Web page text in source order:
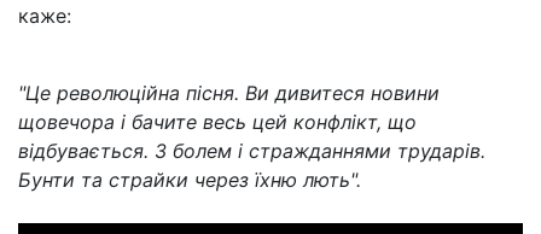
каже:
"Це революційна пісня. Ви дивитеся новини
щовечора і бачите весь цей конфлікт, що
відбувається. З болем і стражданнями трударів.
Бунти та страйки через їхню лють".